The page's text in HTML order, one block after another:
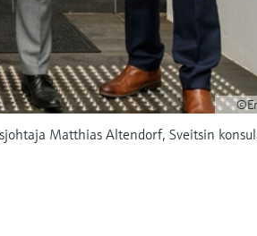
Matthias Altendorf, Sveitsin